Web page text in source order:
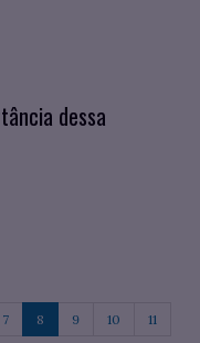
dessa
7 8 9 10 11